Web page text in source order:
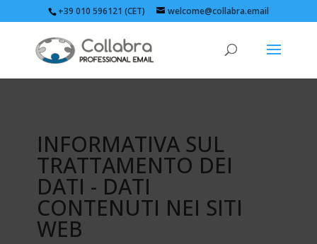
+39 010 596121 (CET) welcome@collabra.email
INFORMATIVA SUL
TRATTAMENTO DEI
DATI - DATI
CONTENUTI NEI SITI
WEB